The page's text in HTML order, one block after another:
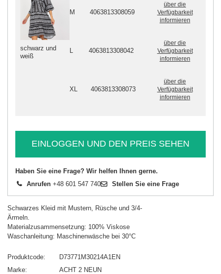
schwarz und
weiß
M 4063813308059
über die
Verfügbarkeit
informieren
4063813308042
über die
Verfügbarkeit
informieren
XL 4063813308073
über die
Verfügbarkeit
informieren
EINLOGGEN UND DEN PREIS SEHEN
Haben Sie eine Frage? Wir helfen Ihnen gerne.
Anrufen +48 601 547 740 Stellen Sie eine Frage
Schwarzes Kleid mit Mustern, Rüsche und 3/4-
Ärmeln.
Materialzusammensetzung: 100% Viskose
Waschanleitung: Maschinenwäsche bei 30°C
Produktcode
D73771M30214A1EN
Marke
ACHT 2 NEUN